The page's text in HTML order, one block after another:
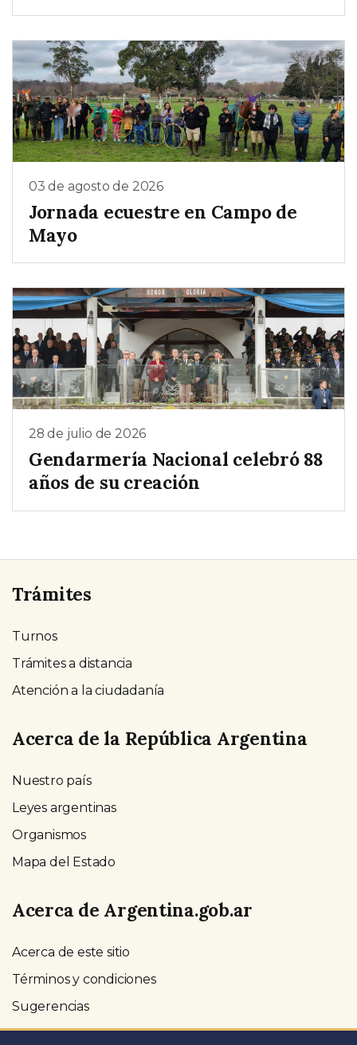
03 de agosto de 2026
Jornada ecuestre en Campo de
Mayo
28 de julio de 2026
Gendarmería Nacional celebró 88
años de su creación
Trámites
Turnos
Trámites a distancia
Atención a la ciudadanía
Acerca de la República Argentina
Nuestro país
Leyes argentinas
Organismos
Mapa del Estado
Acerca de Argentina.gob.ar
Acerca de este sitio
Términos y condiciones
Sugerencias